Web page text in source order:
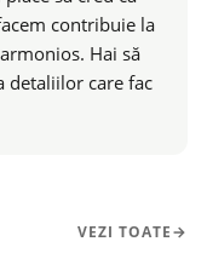
contribuie la
Hai să
detaliilor care fac
VEZI TOATE